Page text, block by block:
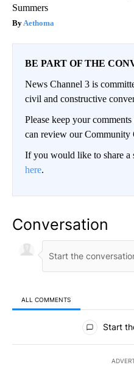
Summers
Aethoma
BE PART OF THE
News Channel 3 is
civil and constructive
Please keep your
can review our Community
If you would like to share a
here.
Conversation
ALL COMMENTS
All Comments
Start